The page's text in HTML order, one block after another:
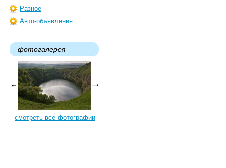
Разное
Авто-объявления
фотогалерея
смотреть все фотографии